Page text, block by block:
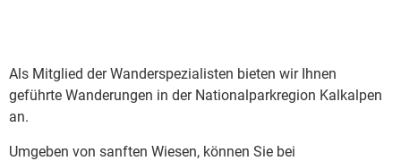
Als Mitglied der Wanderspezialisten bieten wir Ihnen
geführte Wanderungen in der Nationalparkregion Kalkalpen
an.
Umgeben von sanften Wiesen, können Sie bei